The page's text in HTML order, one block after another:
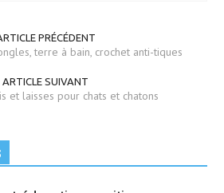
PRÉCÉDENT
terre à bain, crochet anti-tiques
ARTICLE SUIVANT
et laisses pour chats et chatons